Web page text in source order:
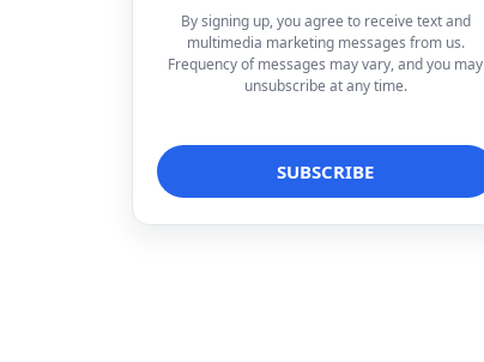
By signing up, you agree to receive text and
multimedia marketing messages from us.
Frequency of messages may vary, and you may
unsubscribe at any time.